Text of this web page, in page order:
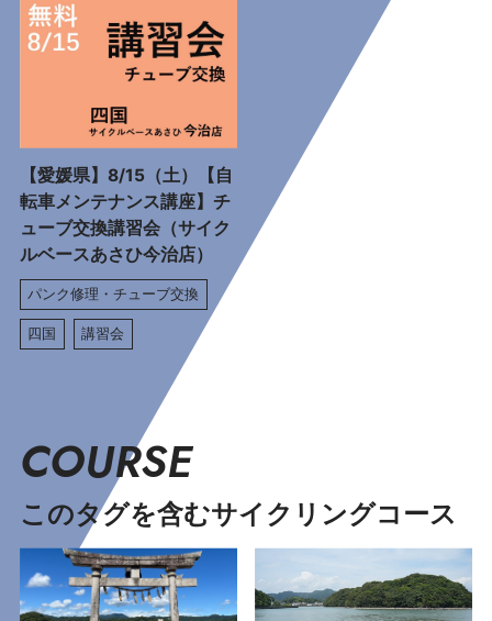
【愛媛県】8/15（土）【自
転車メンテナンス講座】チ
ューブ交換講習会（サイク
ルベースあさひ今治店）
パンク修理・チューブ交換
四国 講習会
COURSE
このタグを含むサイクリングコース